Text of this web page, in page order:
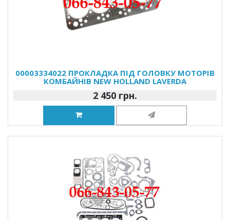
00003334022 ПРОКЛАДКА ПІД ГОЛОВКУ МОТОРІВ
КОМБАЙНІВ NEW HOLLAND LAVERDA
2 450 грн.